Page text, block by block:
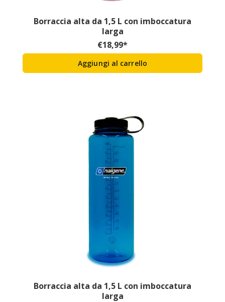
Borraccia alta da 1,5 L con imboccatura
larga
€18,99*
Aggiungi al carrello
Borraccia alta da 1,5 L con imboccatura
larga